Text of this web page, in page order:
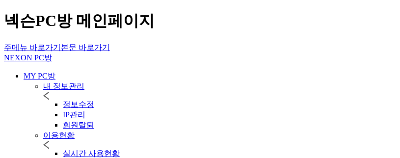
넥슨PC방 메인페이지
주메뉴 바로가기 본문 바로가기
NEXON PC방
MY PC방
내 정보관리
정보수정
IP관리
회원탈퇴
이용현황
실시간 사용현황